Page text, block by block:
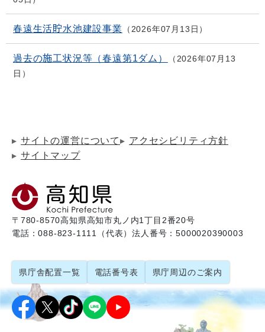
春遠生活貯水池建設事業 2026年07月13日
過去の施工状況等（春遠第1ダム）
2026年07月13
日
サイトの運営について
アクセシビリティ方針
サイトマップ
〒780-8570高知県高知市丸ノ内1丁目2番20号
電話：088-823-1111（代表）法人番号：5000020390003
県庁舎配置一覧 電話番号表 県庁周辺のご案内